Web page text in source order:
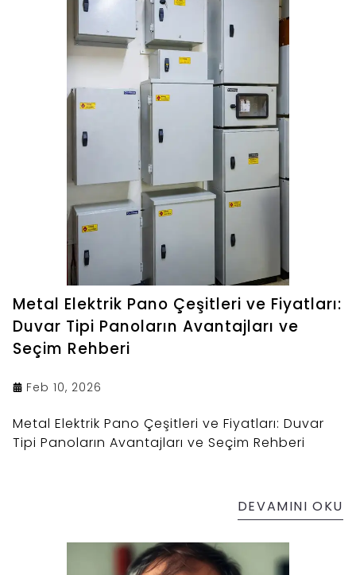
Metal Elektrik Pano Çeşitleri ve Fiyatları:
Duvar Tipi Panoların Avantajları ve
Seçim Rehberi
Feb 10, 2026
Metal Elektrik Pano Çeşitleri ve Fiyatları: Duvar
Tipi Panoların Avantajları ve Seçim Rehberi
DEVAMINI OKU